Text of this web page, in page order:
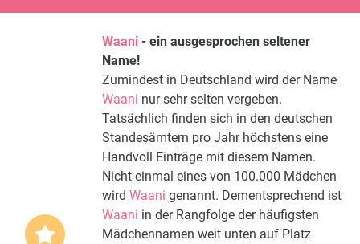
Waani - ein ausgesprochen seltener
Name!
Zumindest in Deutschland wird der Name
Waani nur sehr selten vergeben.
Tatsächlich finden sich in den deutschen
Standesämtern pro Jahr höchstens eine
Handvoll Einträge mit diesem Namen.
Nicht einmal eines von 100.000 Mädchen
wird Waani genannt. Dementsprechend ist
Waani in der Rangfolge der häufigsten
Mädchennamen weit unten auf Platz